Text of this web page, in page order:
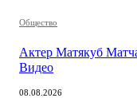
Общество
Актер Матякуб
Видео
08.08.2026